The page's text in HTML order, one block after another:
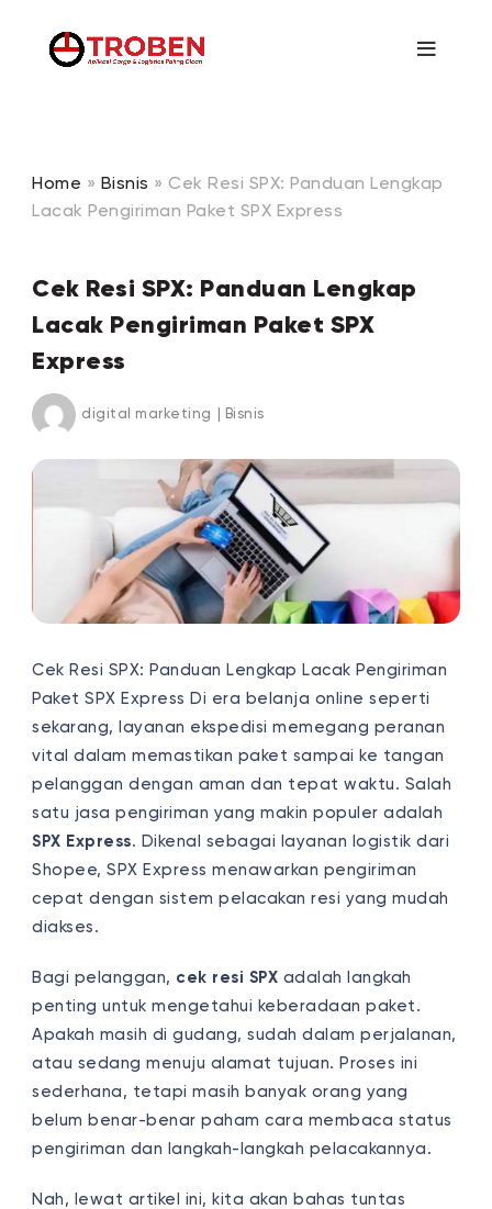
Home » Bisnis »Cek Resi SPX: Panduan Lengkap
Lacak Pengiriman Paket SPX Express
Cek Resi SPX: Panduan Lengkap
Lacak Pengiriman Paket SPX
Express
digital marketing Bisnis
Cek Resi SPX: Panduan Lengkap Lacak Pengiriman
Paket SPX Express Di era belanja online seperti
sekarang, layanan ekspedisi memegang peranan
vital dalam memastikan paket sampai ke tangan
pelanggan dengan aman dan tepat waktu. Salah
satu jasa pengiriman yang makin populer adalah
SPX Express. Dikenal sebagai layanan logistik dari
Shopee, SPX Express menawarkan pengiriman
cepat dengan sistem pelacakan resi yang mudah
diakses.
Bagi pelanggan, cek resi SPX adalah langkah
penting untuk mengetahui keberadaan paket.
Apakah masih di gudang, sudah dalam perjalanan,
atau sedang menuju alamat tujuan. Proses ini
sederhana, tetapi masih banyak orang yang
belum benar-benar paham cara membaca status
pengiriman dan langkah-langkah pelacakannya.
Nah, lewat artikel ini, kita akan bahas tuntas